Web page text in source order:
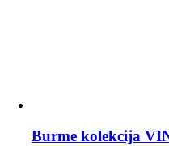
Burme kolekcija